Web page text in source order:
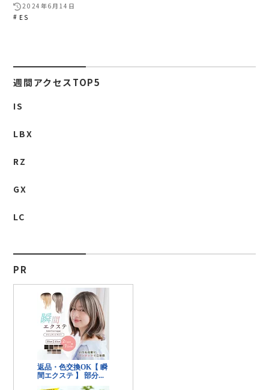
2024年6月14日
ES
週間アクセスTOP5
IS
LBX
RZ
GX
LC
PR